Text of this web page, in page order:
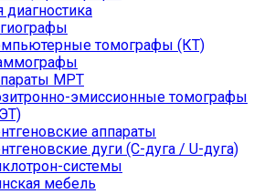
диагностика
томографы (КТ)
МРТ
эмиссионные томографы
аппараты
дуги (С-дуга / U-дуга)
системы
мебель